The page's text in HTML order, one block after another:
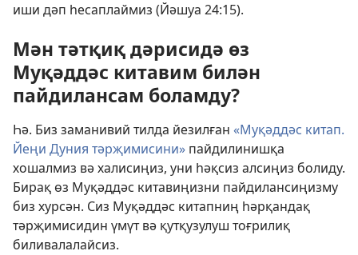
иши дәп һесаплаймиз (Йәшуа 24:15).
Мән тәтқиқ дәрисидә өз
Муқәддәс китавим билән
пайдилансам боламду?
Һә. Биз заманивий тилда йезилған «Муқәддәс китап.
Йеңи Дуния тәрҗимисини» пайдилинишқа
хошалмиз вә халисиңиз, уни һәқсиз алсиңиз болиду.
Бирақ өз Муқәддәс китавиңизни пайдилансиңизму
биз хурсән. Сиз Муқәддәс китапниң һәрқандақ
тәрҗимисидин үмүт вә қутқузулуш тоғрилиқ
биливалалайсиз.